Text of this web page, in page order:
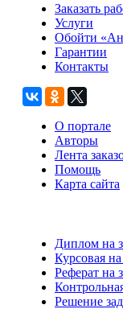
Заказать
Услуги
Обойти
Гарантии
Контакты
О портале
Авторы
Лента
Помощь
Карта сайта
Диплом на
Курсовая на
Реферат на
Решение